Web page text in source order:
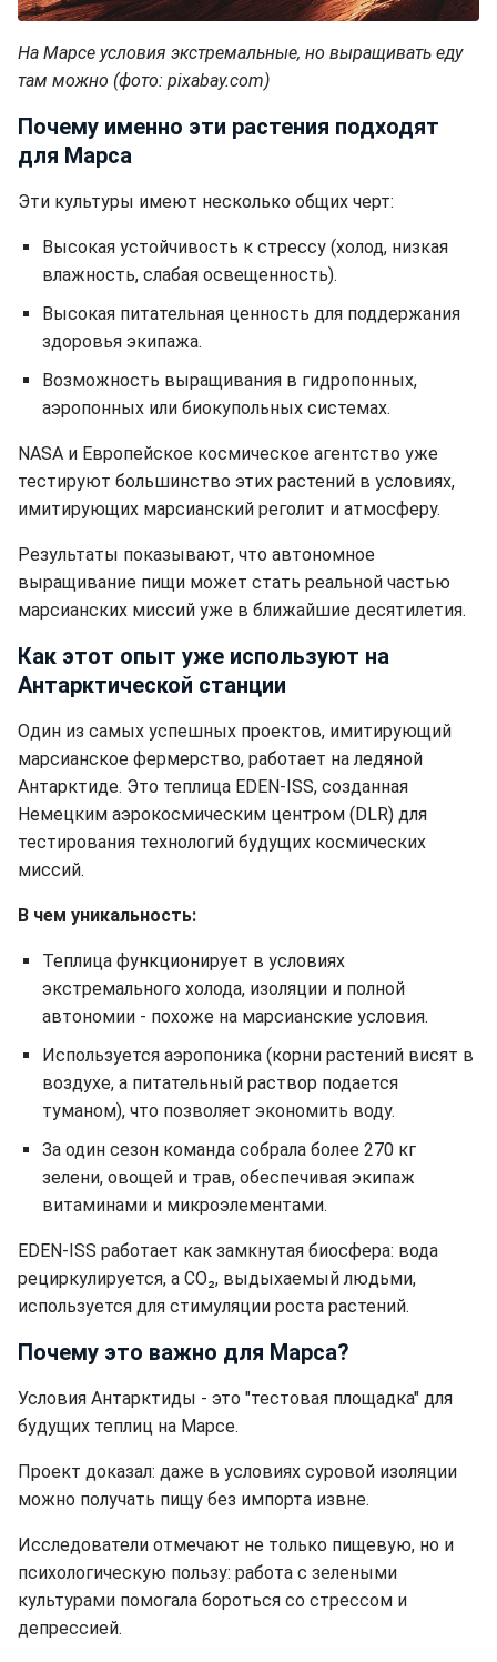
На Марсе условия экстремальные, но выращивать еду
там можно (фото: pixabay.com)
Почему именно эти растения подходят
для Марса
Эти культуры имеют несколько общих черт:
Высокая устойчивость к стрессу (холод, низкая
влажность, слабая освещенность).
Высокая питательная ценность для поддержания
здоровья экипажа.
Возможность выращивания в гидропонных,
аэропонных или биокупольных системах.
NASA и Европейское космическое агентство уже
тестируют большинство этих растений в условиях,
имитирующих марсианский реголит и атмосферу.
Результаты показывают, что автономное
выращивание пищи может стать реальной частью
марсианских миссий уже в ближайшие десятилетия.
Как этот опыт уже используют на
Антарктической станции
Один из самых успешных проектов, имитирующий
марсианское фермерство, работает на ледяной
Антарктиде. Это теплица EDEN-ISS, созданная
Немецким аэрокосмическим центром (DLR) для
тестирования технологий будущих космических
миссий.
В чем уникальность:
Теплица функционирует в условиях
экстремального холода, изоляции и полной
автономии - похоже на марсианские условия.
Используется аэропоника (корни растений висят в
воздухе, а питательный раствор подается
туманом), что позволяет экономить воду.
За один сезон команда собрала более 270 кг
зелени, овощей и трав, обеспечивая экипаж
витаминами и микроэлементами.
EDEN-ISS работает как замкнутая биосфера: вода
рециркулируется, а CO₂, выдыхаемый людьми,
используется для стимуляции роста растений.
Почему это важно для Марса?
Условия Антарктиды - это "тестовая площадка" для
будущих теплиц на Марсе.
Проект доказал: даже в условиях суровой изоляции
можно получать пищу без импорта извне.
Исследователи отмечают не только пищевую, но и
психологическую пользу: работа с зелеными
культурами помогала бороться со стрессом и
депрессией.